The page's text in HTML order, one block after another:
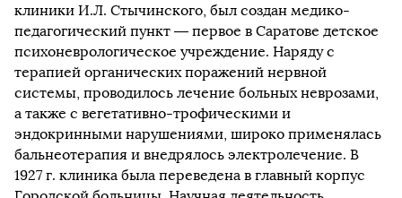
клиники И.Л. Стычинского, был создан медико-
педагогический пункт — первое в Саратове детское
психоневрологическое учреждение. Наряду с
терапией органических поражений нервной
системы, проводилось лечение больных неврозами,
а также с вегетативно-трофическими и
эндокринными нарушениями, широко применялась
бальнеотерапия и внедрялось электролечение. В
1927 г. клиника была переведена в главный корпус